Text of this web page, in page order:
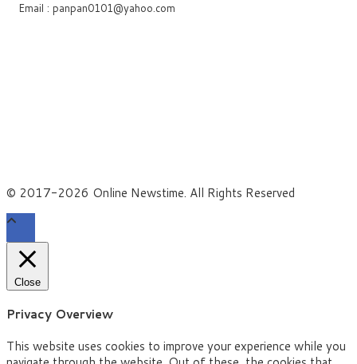
Email : panpan0101@yahoo.com
© 2017-2026 Online Newstime. All Rights Reserved
Close
Privacy Overview
This website uses cookies to improve your experience while you